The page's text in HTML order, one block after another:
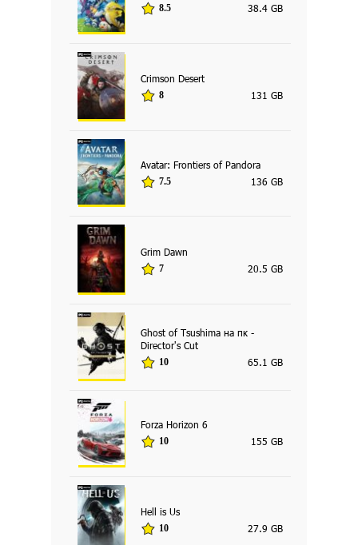
8.5 38.4 GB
Crimson Desert
8 131 GB
Avatar: Frontiers of Pandora
7.5 136 GB
Grim Dawn
7 20.5 GB
Ghost of Tsushima на пк -
Director's Cut
10 65.1 GB
Forza Horizon 6
10 155 GB
Hell is Us
10 27.9 GB